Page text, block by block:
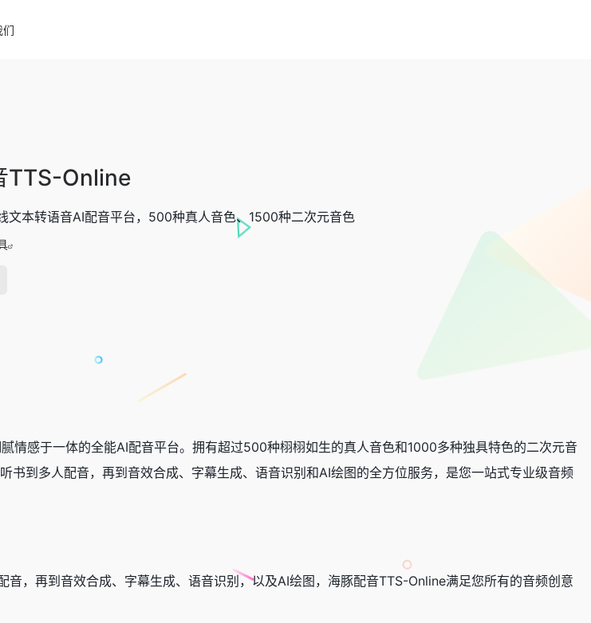
们
TTS-Online
文本转语音AI配音平台，500种真人音色、1500种二次元音色
情感于一体的全能AI配音平台。拥有超过500种栩栩如生的真人音色和1000多种独具特色的二次元音
书到多人配音，再到音效合成、字幕生成、语音识别和AI绘图的全方位服务，是您一站式专业级音频
音，再到音效合成、字幕生成、语音识别，以及AI绘图，海豚配音TTS-Online满足您所有的音频创意